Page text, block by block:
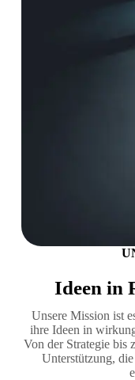
Ideen in
Unsere Mission ist
ihre Ideen in
Von der Strategie bis
Unterstützung,